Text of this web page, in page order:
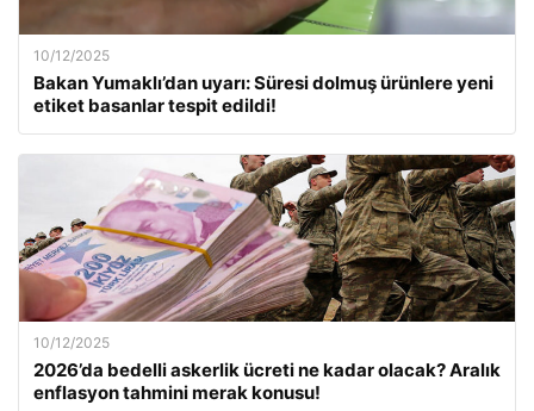
10/12/2025
Bakan Yumaklı’dan uyarı: Süresi dolmuş ürünlere yeni
etiket basanlar tespit edildi!
10/12/2025
2026’da bedelli askerlik ücreti ne kadar olacak? Aralık
enflasyon tahmini merak konusu!